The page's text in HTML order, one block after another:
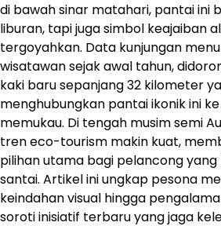
di bawah sinar matahari, pantai ini
liburan, tapi juga simbol keajaiban
tergoyahkan. Data kunjungan
wisatawan sejak awal tahun,
kaki baru sepanjang 32 kilometer
menghubungkan pantai ikonik ini
memukau. Di tengah musim semi
tren eco-tourism makin kuat,
pilihan utama bagi pelancong
santai. Artikel ini ungkap pesona
keindahan visual hingga
soroti inisiatif terbaru yang jaga